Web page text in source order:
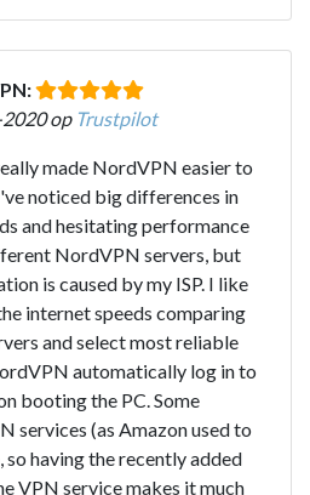
op Trustpilot
made NordVPN easier to
noticed big differences in
and hesitating performance
NordVPN servers, but
is caused by my ISP. I like
internet speeds comparing
and select most reliable
automatically log in to
booting the PC. Some
services (as Amazon used to
so having the recently added
VPN service makes it much